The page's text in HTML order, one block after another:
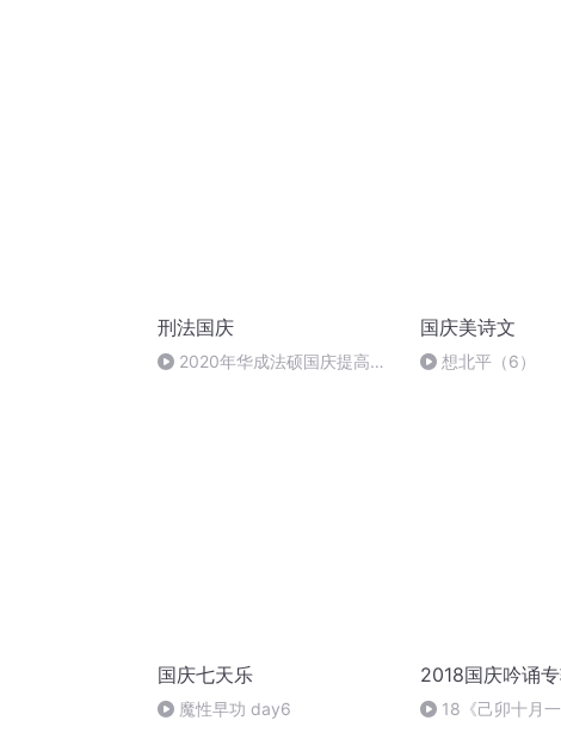
刑法国庆
2020年华成法硕国庆提高班
国庆美诗文
想北平（6）
国庆七天乐
魔性早功 day6
2018国庆吟诵
18《己卯十月